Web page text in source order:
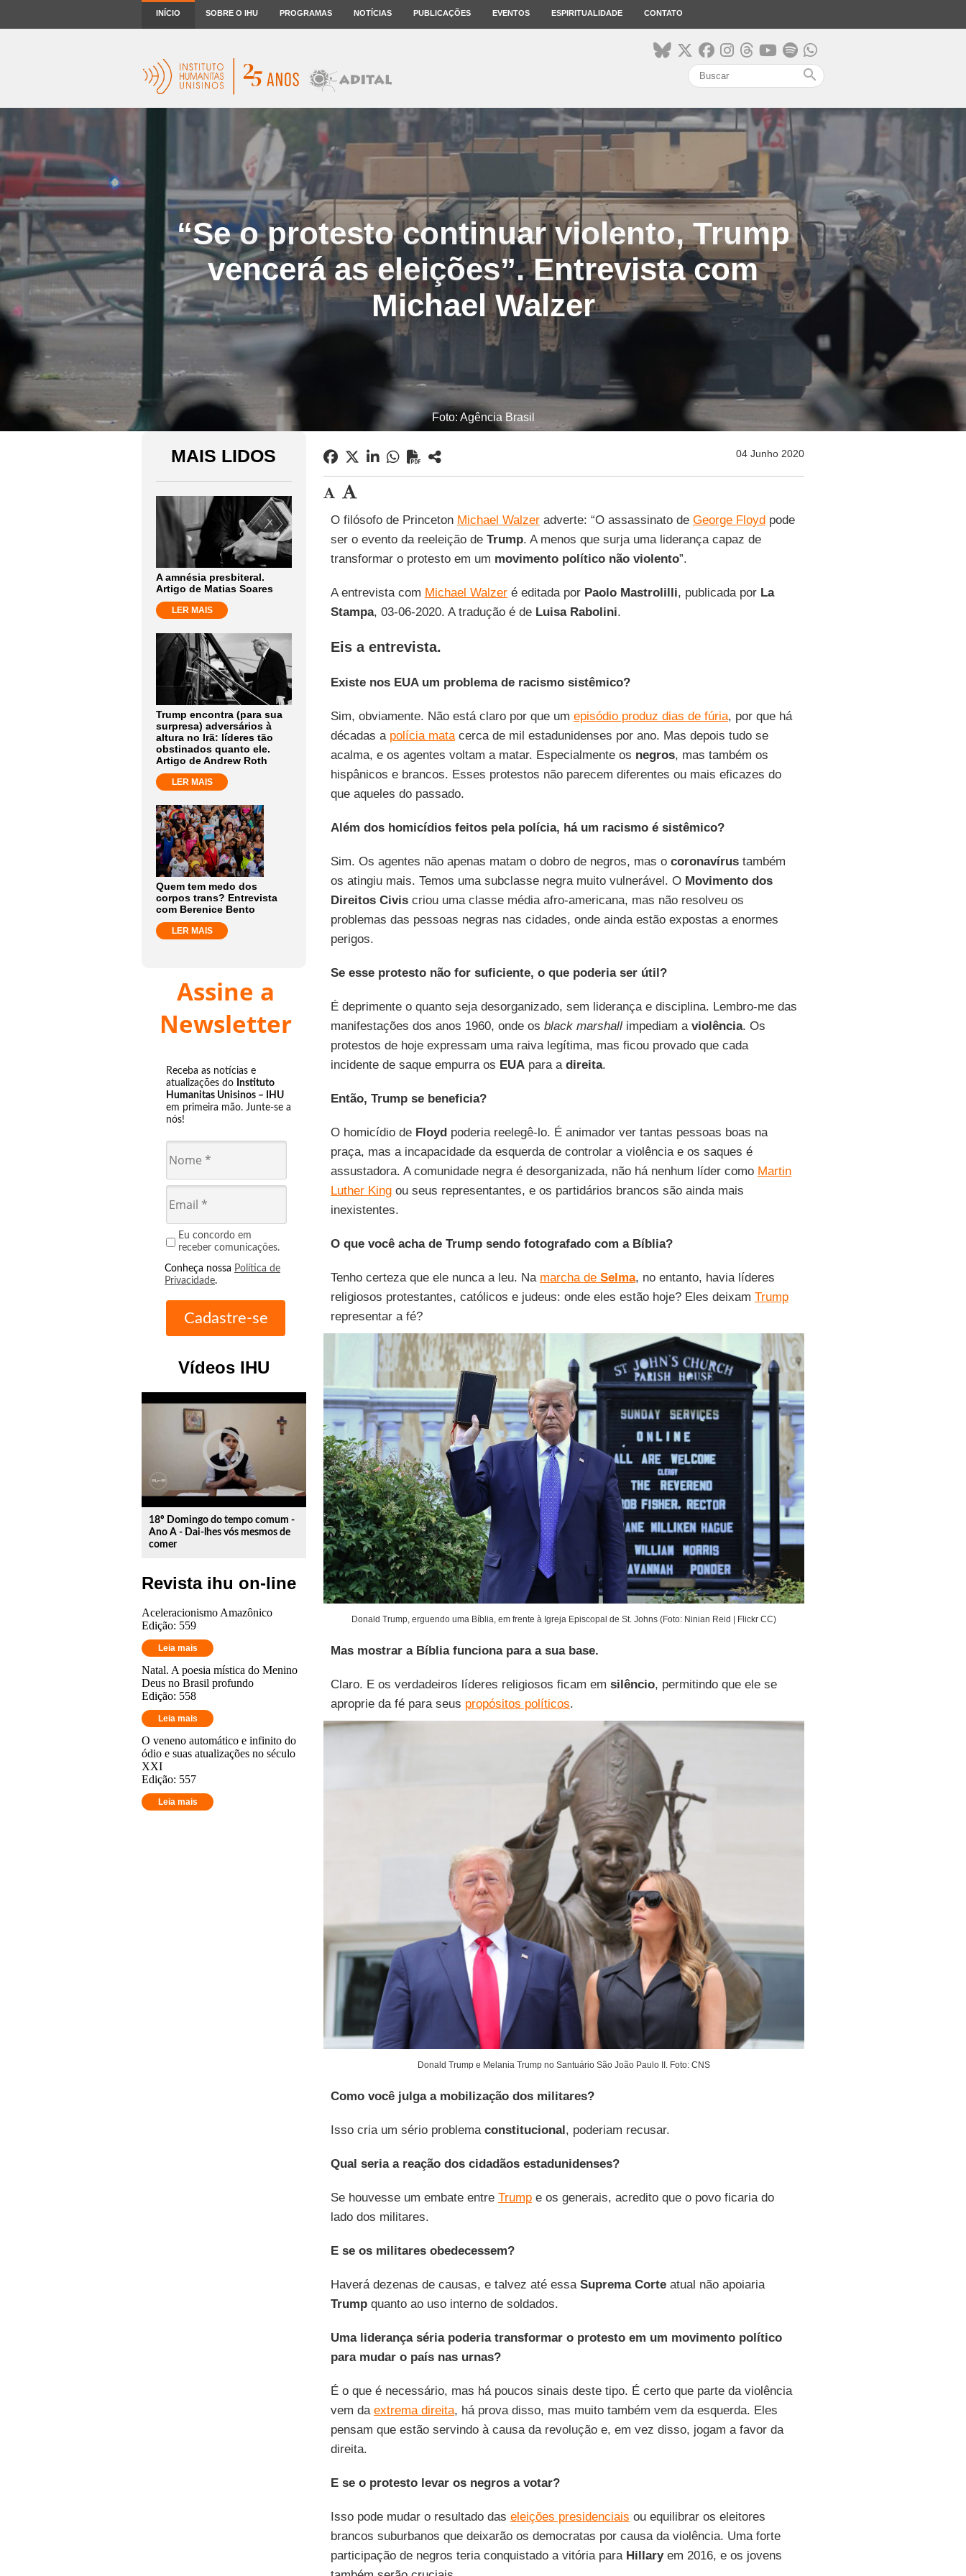
INÍCIO SOBRE O IHU PROGRAMAS NOTÍCIAS PUBLICAÇÕES EVENTOS ESPIRITUALIDADE CONTATO
search
“Se o protesto continuar violento, Trump
vencerá as eleições”. Entrevista com
Michael Walzer
Foto: Agência Brasil
MAIS LIDOS
A amnésia presbiteral.
Artigo de Matias Soares
LER MAIS
Trump encontra (para sua
surpresa) adversários à
altura no Irã: líderes tão
obstinados quanto ele.
Artigo de Andrew Roth
LER MAIS
Quem tem medo dos
corpos trans? Entrevista
com Berenice Bento
LER MAIS
Assine a
Newsletter
Receba as notícias e
atualizações do Instituto
Humanitas Unisinos – IHU
em primeira mão. Junte-se a
nós!
Eu concordo em
receber comunicações.
Conheça nossa Política de
Privacidade.
Vídeos IHU
play_circle_outline
18º Domingo do tempo comum -
Ano A - Dai-lhes vós mesmos de
comer
Revista ihu on-line
Aceleracionismo Amazônico
Edição: 559
Leia mais
Natal. A poesia mística do Menino
Deus no Brasil profundo
Edição: 558
Leia mais
O veneno automático e infinito do
ódio e suas atualizações no século
XXI
Edição: 557
Leia mais
04 Junho 2020
O filósofo de Princeton Michael Walzeradverte: “O assassinato de George Floydpode
ser o evento da reeleição de Trump. A menos que surja uma liderança capaz de
transformar o protesto em um movimento político não violento”.
A entrevista com Michael Walzeré editada por Paolo Mastrolilli, publicada por La
Stampa, 03-06-2020. A tradução é de Luisa Rabolini.
Eis a entrevista.
Existe nos EUA um problema de racismo sistêmico?
Sim, obviamente. Não está claro por que um episódio produz dias de fúria, por que há
décadas a polícia matacerca de mil estadunidenses por ano. Mas depois tudo se
acalma, e os agentes voltam a matar. Especialmente os negros, mas também os
hispânicos e brancos. Esses protestos não parecem diferentes ou mais eficazes do
que aqueles do passado.
Além dos homicídios feitos pela polícia, há um racismo é sistêmico?
Sim. Os agentes não apenas matam o dobro de negros, mas o coronavírustambém
os atingiu mais. Temos uma subclasse negra muito vulnerável. O Movimento dos
Direitos Civiscriou uma classe média afro-americana, mas não resolveu os
problemas das pessoas negras nas cidades, onde ainda estão expostas a enormes
perigos.
Se esse protesto não for suficiente, o que poderia ser útil?
É deprimente o quanto seja desorganizado, sem liderança e disciplina. Lembro-me das
manifestações dos anos 1960, onde os black marshallimpediam a violência. Os
protestos de hoje expressam uma raiva legítima, mas ficou provado que cada
incidente de saque empurra os EUApara a direita.
Então, Trump se beneficia?
O homicídio de Floydpoderia reelegê-lo. É animador ver tantas pessoas boas na
praça, mas a incapacidade da esquerda de controlar a violência e os saques é
assustadora. A comunidade negra é desorganizada, não há nenhum líder como Martin
Luther Kingou seus representantes, e os partidários brancos são ainda mais
inexistentes.
O que você acha de Trump sendo fotografado com a Bíblia?
Tenho certeza que ele nunca a leu. Na marcha de Selma, no entanto, havia líderes
religiosos protestantes, católicos e judeus: onde eles estão hoje? Eles deixam Trump
representar a fé?
Donald Trump, erguendo uma Bíblia, em frente à Igreja Episcopal de St. Johns (Foto: Ninian Reid | Flickr CC)
Mas mostrar a Bíblia funciona para a sua base.
Claro. E os verdadeiros líderes religiosos ficam em silêncio, permitindo que ele se
aproprie da fé para seus propósitos políticos.
Donald Trump e Melania Trump no Santuário São João Paulo II. Foto: CNS
Como você julga a mobilização dos militares?
Isso cria um sério problema constitucional, poderiam recusar.
Qual seria a reação dos cidadãos estadunidenses?
Se houvesse um embate entre Trumpe os generais, acredito que o povo ficaria do
lado dos militares.
E se os militares obedecessem?
Haverá dezenas de causas, e talvez até essa Suprema Corteatual não apoiaria
Trumpquanto ao uso interno de soldados.
Uma liderança séria poderia transformar o protesto em um movimento político
para mudar o país nas urnas?
É o que é necessário, mas há poucos sinais deste tipo. É certo que parte da violência
vem da extrema direita, há prova disso, mas muito também vem da esquerda. Eles
pensam que estão servindo à causa da revolução e, em vez disso, jogam a favor da
direita.
E se o protesto levar os negros a votar?
Isso pode mudar o resultado das eleições presidenciais ou equilibrar os eleitores
brancos suburbanos que deixarão os democratas por causa da violência. Uma forte
participação de negros teria conquistado a vitória para Hillaryem 2016, e os jovens